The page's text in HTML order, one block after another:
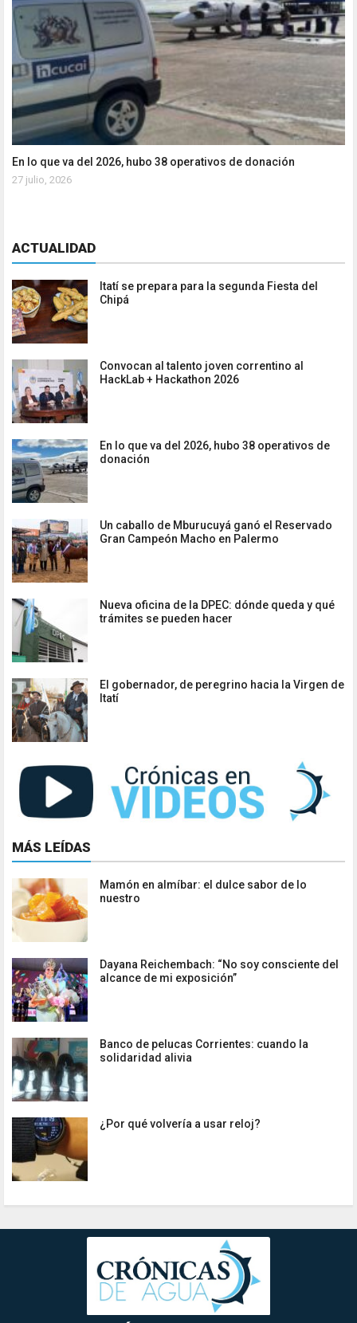
En lo que va del 2026, hubo 38 operativos de donación
27 julio, 2026
ACTUALIDAD
Itatí se prepara para la segunda Fiesta del
Chipá
Convocan al talento joven correntino al
HackLab + Hackathon 2026
En lo que va del 2026, hubo 38 operativos de
donación
Un caballo de Mburucuyá ganó el Reservado
Gran Campeón Macho en Palermo
Nueva oficina de la DPEC: dónde queda y qué
trámites se pueden hacer
El gobernador, de peregrino hacia la Virgen de
Itatí
MÁS LEÍDAS
Mamón en almíbar: el dulce sabor de lo
nuestro
Dayana Reichembach: “No soy consciente del
alcance de mi exposición”
Banco de pelucas Corrientes: cuando la
solidaridad alivia
¿Por qué volvería a usar reloj?